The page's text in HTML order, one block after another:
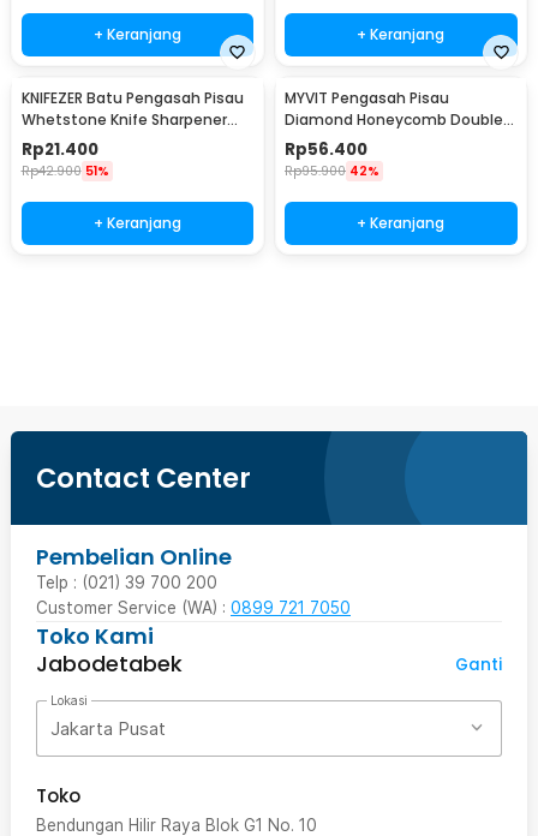
+ Keranjang + Keranjang
KNIFEZER Batu Pengasah Pisau
Whetstone Knife Sharpener
240/800 - Wkss-03
Rp21.400
Rp42.900 51%
+ Keranjang
MYVIT Pengasah Pisau
Diamond Honeycomb Double
Sided 400# and 1000# - 1563A
Rp56.400
Rp95.900 42%
+ Keranjang
Contact Center
Pembelian Online
Telp : (021) 39 700 200
Customer Service (WA) : 0899 721 7050
Toko Kami
Jabodetabek
Ganti
Lokasi
Jakarta Pusat
Toko
Bendungan Hilir Raya Blok G1 No. 10